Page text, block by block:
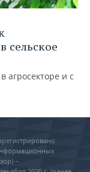
сельское
агросекторе и с
–